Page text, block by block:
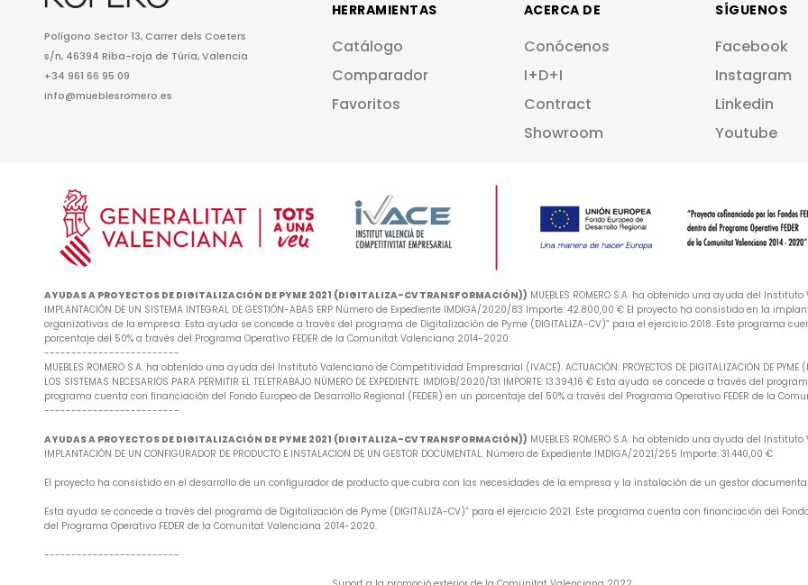
Polígono Sector 13, Carrer dels Coeters
s/n, 46394 Riba-roja de Túria, Valencia
+34 961 66 95 09
info@mueblesromero.es
HERRAMIENTAS
Catálogo
Comparador
Favoritos
ACERCA DE
Conócenos
I+D+I
Contract
Showroom
SÍGUENOS
Facebook
Instagram
Linkedin
Youtube
AYUDAS A PROYECTOS DE DIGITALIZACIÓN DE PYME 2021 (DIGITALIZA-CV TRANSFORMACIÓN)) MUEBLES ROMERO S.A. ha obtenido una ayuda del
IMPLANTACIÓN DE UN SISTEMA INTEGRAL DE GESTIÓN-ABAS ERP Número de Expediente IMDIGA/2020/83 Importe: 42.800,00 € El proyecto ha consistido en la
organizativas de la empresa. Esta ayuda se concede a través del programa de Digitalización de Pyme (DIGITALIZA-CV)” para el ejercicio 2018. Este programa
porcentaje del 50% a través del Programa Operativo FEDER de la Comunitat Valenciana 2014-2020.
-------------------------
MUEBLES ROMERO S.A. ha obtenido una ayuda del Instituto Valenciano de Competitividad Empresarial (IVACE). ACTUACIÓN: PROYECTOS DE DIGITALIZACIÓN DE PYME
LOS SISTEMAS NECESARIOS PARA PERMITIR EL TELETRABAJO NÚMERO DE EXPEDIENTE: IMDIGB/2020/131 IMPORTE: 13.394,16 € Esta ayuda se concede a través del
programa cuenta con financiación del Fondo Europeo de Desarrollo Regional (FEDER) en un porcentaje del 50% a través del Programa Operativo FEDER de la
-------------------------
AYUDAS A PROYECTOS DE DIGITALIZACIÓN DE PYME 2021 (DIGITALIZA-CV TRANSFORMACIÓN)) MUEBLES ROMERO S.A. ha obtenido una ayuda del
IMPLANTACIÓN DE UN CONFIGURADOR DE PRODUCTO E INSTALACION DE UN GESTOR DOCUMENTAL. Número de Expediente IMDIGA/2021/255 Importe: 31.440,00 €
El proyecto ha consistido en el desarrollo de un configurador de producto que cubra con las necesidades de la empresa y la instalación de un gestor
Esta ayuda se concede a través del programa de Digitalización de Pyme (DIGITALIZA-CV)” para el ejercicio 2021. Este programa cuenta con financiación del
del Programa Operativo FEDER de la Comunitat Valenciana 2014-2020.
-------------------------